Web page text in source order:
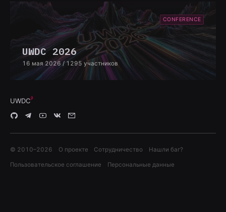
CONFERENCE
UWDC 2026
16 мая 2026 / 1295 участников
UWDC
© 2010–2026 О проекте Сотрудничество Нашли баг?
Пользовательское соглашение Персональные данные